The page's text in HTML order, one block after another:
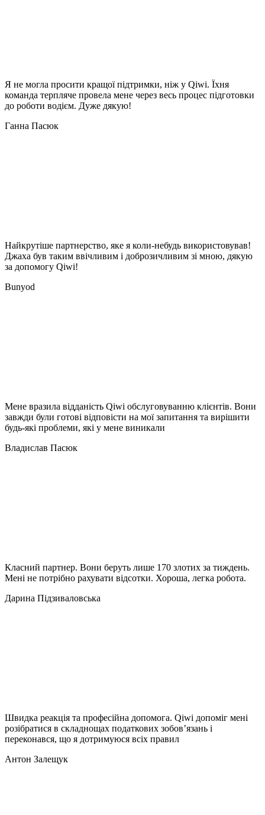
Я не могла просити кращої підтримки, ніж у Qiwi. Їхня
команда терпляче провела мене через весь процес підготовки
до роботи водієм. Дуже дякую!
Ганна Пасюк
Найкрутіше партнерство, яке я коли-небудь використовував!
Джаха був таким ввічливим і доброзичливим зі мною, дякую
за допомогу Qiwi!
Bunyod
Мене вразила відданість Qiwi обслуговуванню клієнтів. Вони
завжди були готові відповісти на мої запитання та вирішити
будь-які проблеми, які у мене виникали
Владислав Пасюк
Класний партнер. Вони беруть лише 170 злотих за тиждень.
Мені не потрібно рахувати відсотки. Хороша, легка робота.
Дарина Підзиваловська
Швидка реакція та професійна допомога. Qiwi допоміг мені
розібратися в складнощах податкових зобов’язань і
переконався, що я дотримуюся всіх правил
Антон Залещук